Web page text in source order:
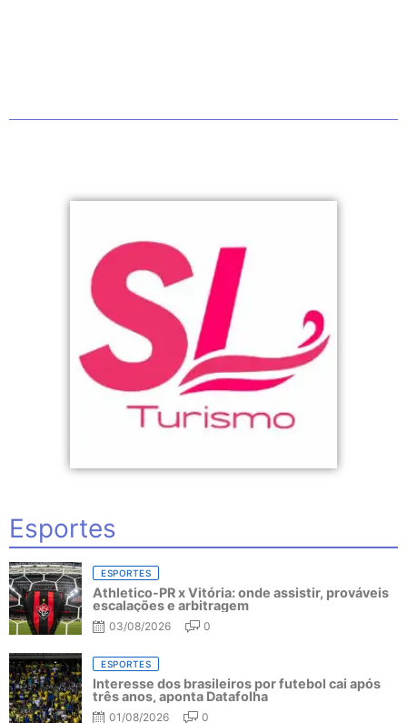
Esportes
ESPORTES
Athletico-PR x Vitória: onde assistir, prováveis
escalações e arbitragem
03/08/2026 0
ESPORTES
Interesse dos brasileiros por futebol cai após
três anos, aponta Datafolha
01/08/2026 0